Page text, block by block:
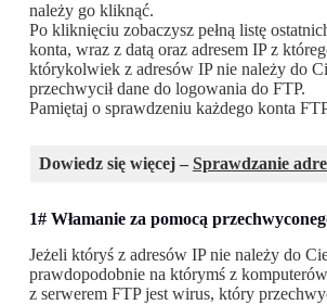
należy go kliknąć.
Po kliknięciu zobaczysz pełną listę
konta, wraz z datą oraz adresem IP z
którykolwiek z adresów IP nie należy do
przechwycił dane do logowania do FTP.
Pamiętaj o sprawdzeniu każdego konta
Dowiedz się więcej – Sprawdzanie
1# Włamanie za pomocą
Jeżeli któryś z adresów IP nie należy do
prawdopodobnie na którymś z
z serwerem FTP jest wirus, który